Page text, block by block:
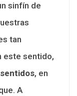
sinfín de
tan
este sentido,
, en
A